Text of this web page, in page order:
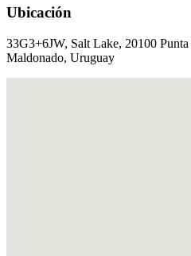
Ubicación
33G3+6JW, Salt Lake, 20100
Maldonado, Uruguay